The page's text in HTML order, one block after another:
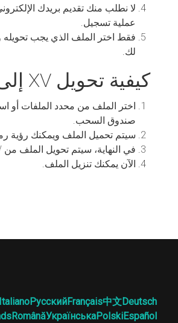
لا نطلب منك تقديم بريدك
عملية تسجيل.
فقط اختر الملف الذي يجب تحويله
لك.
كيفية تحويل XV إلى PDFA
اختر الملف من محدد الملفات أو
صندوق السحب.
سيتم تحميل الملف ويمكنك رؤية
في النهاية، سيتم تحويل الملف من XV إلى PDFA.
الآن يمكنك تنزيل الملف.
Deutsch
中文
Français
Русский
Italiano
Español
Polski
Українська
Română